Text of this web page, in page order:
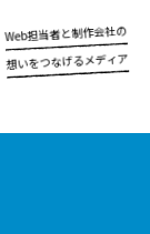
Web担当者と制作会社の
想いをつなげるメディア